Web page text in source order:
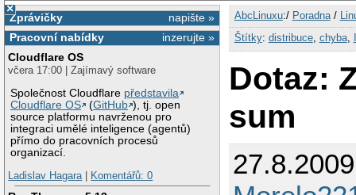
×
napište »
Zprávičky
inzerujte »
Pracovní nabídky
Cloudflare OS
včera 17:00 | Zajímavý software
Společnost Cloudflare představila
Cloudflare OS
(GitHub ), tj. open
source platformu navrženou pro
integraci umělé inteligence (agentů)
přímo do pracovních procesů
organizací.
Ladislav Hagara| Komentářů: 0
AbcLinuxu:/ Poradna/
Štítky: distribuce, chyba,
Dotaz:
sum